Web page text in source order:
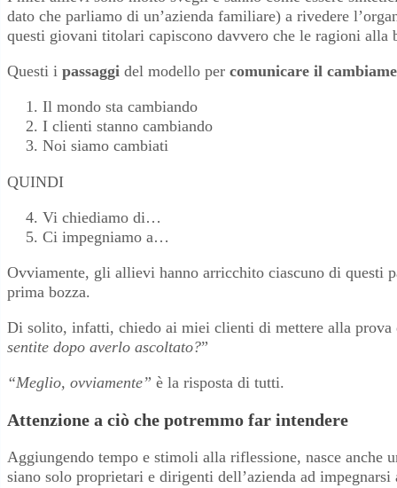
dato che parliamo di un’azienda familiare) a rivedere
questi giovani titolari capiscono davvero che le ragioni alla
Questi i passaggi del modello per comunicare il
Il mondo sta cambiando
I clienti stanno cambiando
Noi siamo cambiati
QUINDI
Vi chiediamo di…
Ci impegniamo a…
Ovviamente, gli allievi hanno arricchito ciascuno di questi
prima bozza.
Di solito, infatti, chiedo ai miei clienti di mettere alla prova
sentite dopo averlo ascoltato?”
“Meglio, ovviamente” è la risposta di tutti.
Attenzione a ciò che potremmo far intendere
Aggiungendo tempo e stimoli alla riflessione, nasce anche
siano solo proprietari e dirigenti dell’azienda ad